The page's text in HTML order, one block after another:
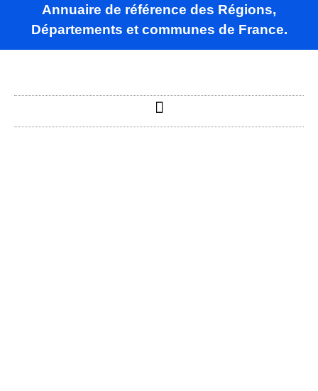
Annuaire de référence des Régions,
Départements et communes de France.